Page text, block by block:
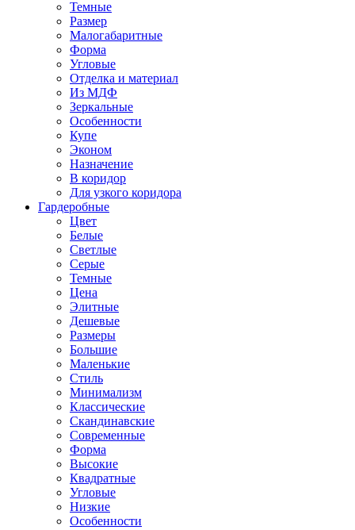
Темные
Размер
Малогабаритные
Форма
Угловые
Отделка и материал
Из МДФ
Зеркальные
Особенности
Купе
Эконом
Назначение
В коридор
Для узкого коридора
Гардеробные
Цвет
Белые
Светлые
Серые
Темные
Цена
Элитные
Дешевые
Размеры
Большие
Маленькие
Стиль
Минимализм
Классические
Скандинавские
Современные
Форма
Высокие
Квадратные
Угловые
Низкие
Особенности